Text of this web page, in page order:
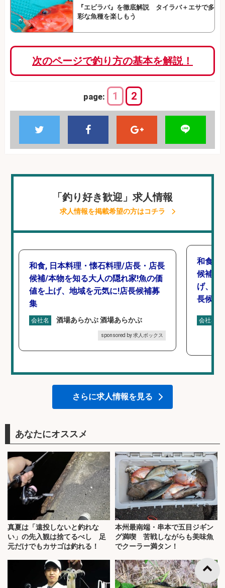
『エビラバ』を徹底解説 タイラバ＋エサで多
彩な魚種を楽しもう
次のページで釣り方の基本を解説！
page: 1 2
「釣り好き歓迎」求人情報
求人情報を掲載希望の方はコチラ
和食, 日本料理・懐石料理/店長・店長
候補/本物を知る大人の隠れ家!魚の価
値を上げ、地域を元気に!店長候補募
集
会社名 酒場あらかぶ 酒場あらかぶ
sponsored by 求人ボックス
和食,
候補/
げ、食
長候補
会社名
さらに求人情報を見る
あなたにオススメ
真夏は「遠投しないと釣れな
い」の先入観は捨てるべし 足
元だけでもカサゴは釣れる！
本州最南端・串本で五目ジギン
グ満喫 苦戦しながらも美味魚
でクーラー満タン！